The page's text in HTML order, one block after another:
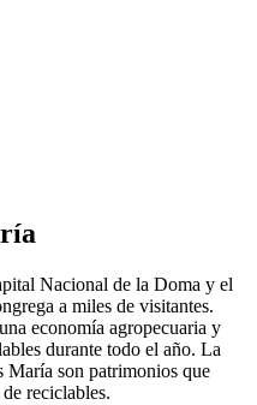
Nacional de la Doma y el
a miles de visitantes.
economía agropecuaria y
durante todo el año. La
María son patrimonios que
reciclables.